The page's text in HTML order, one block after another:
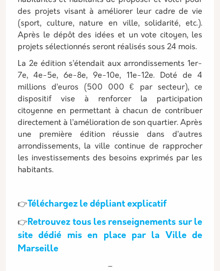
des projets visant à améliorer leur cadre de vie
(sport, culture, nature en ville, solidarité, etc.).
Après le dépôt des idées et un vote citoyen, les
projets sélectionnés seront réalisés sous 24 mois.
La 2e édition s’étendait aux arrondissements 1er-
7e, 4e-5e, 6e-8e, 9e-10e, 11e-12e. Doté de 4
millions d’euros (500 000 € par secteur), ce
dispositif vise à renforcer la participation
citoyenne en permettant à chacun de contribuer
directement à l’amélioration de son quartier. Après
une première édition réussie dans d’autres
arrondissements, la ville continue de rapprocher
les investissements des besoins exprimés par les
habitants.
👉Téléchargez le dépliant explicatif
👉Retrouvez tous les renseignements sur le
site dédié mis en place par la Ville de
Marseille
–